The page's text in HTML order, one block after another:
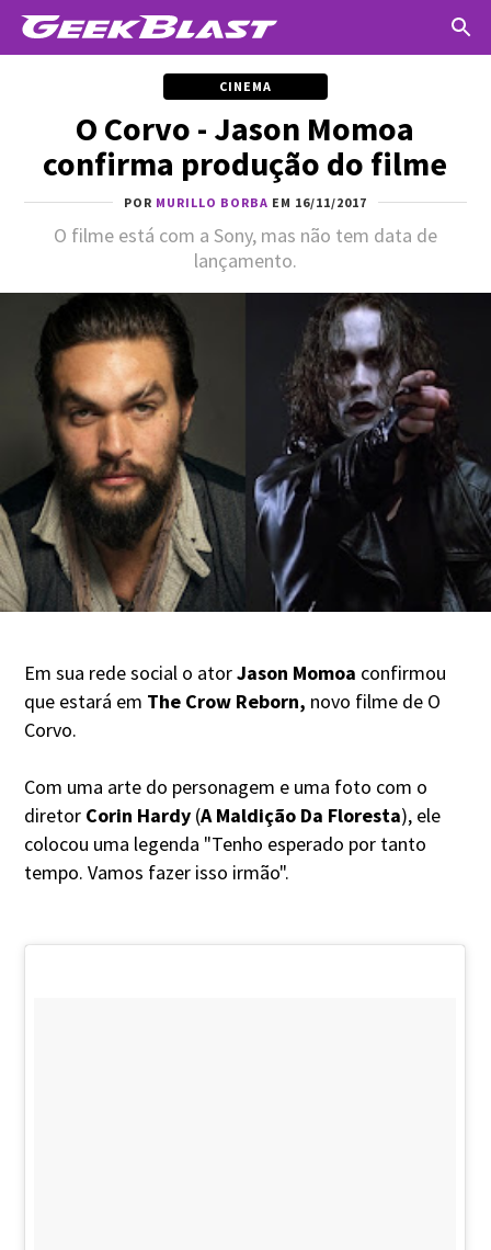
CINEMA
O Corvo - Jason Momoa
confirma produção do filme
POR MURILLO BORBA EM 16/11/2017
O filme está com a Sony, mas não tem data de
lançamento.
Em sua rede social o atorJason Momoa confirmou
que estará em The Crow Reborn, novo filme de O
Corvo.
Com uma arte do personagem e uma foto com o
diretor Corin Hardy (A Maldição Da Floresta), ele
colocou uma legenda "Tenho esperado por tanto
tempo. Vamos fazer isso irmão".